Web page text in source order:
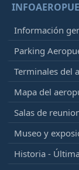
Información
Parking
Terminales del
Mapa del
Salas de
Museo y
Historia -